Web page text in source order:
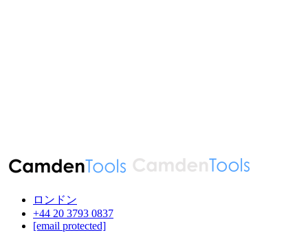
ロンドン
‪+44 20 3793 0837‬
[email protected]